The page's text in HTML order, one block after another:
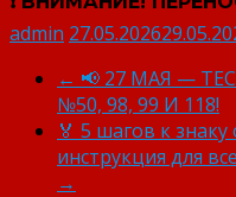
admin 27.05.2026
← 📢 27 МАЯ —
№50, 98, 99 И 118!
🏅 5 шагов к
инструкция для
→